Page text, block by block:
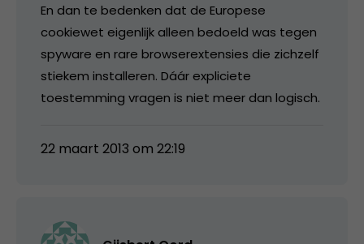
En dan te bedenken dat de Europese
cookiewet eigenlijk alleen bedoeld was tegen
spyware en rare browserextensies die zichzelf
stiekem installeren. Dáár expliciete
toestemming vragen is niet meer dan logisch.
22 maart 2013 om 22:19